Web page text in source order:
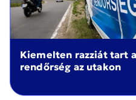
Kiemelten razziát tart a
rendőrség az utakon